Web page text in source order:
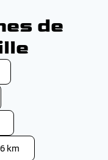
de
km